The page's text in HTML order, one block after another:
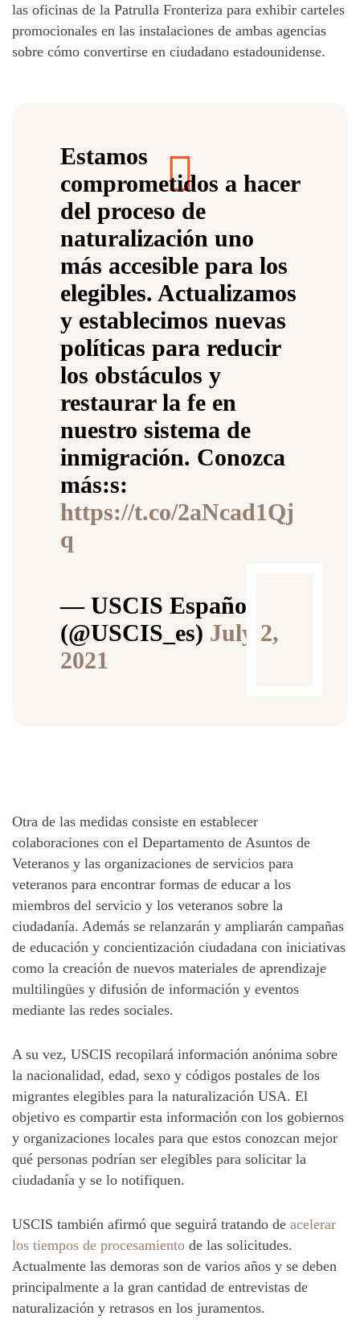
las oficinas de la Patrulla Fronteriza para exhibir carteles
promocionales en las instalaciones de ambas agencias
sobre cómo convertirse en ciudadano estadounidense.
Estamos
comprometidos a hacer
del proceso de
naturalización uno
más accesible para los
elegibles. Actualizamos
y establecimos nuevas
políticas para reducir
los obstáculos y
restaurar la fe en
nuestro sistema de
inmigración. Conozca
más:s:
https://t.co/2aNcad1Qj
q
— USCIS Español
(@USCIS_es) July 2,
2021
Otra de las medidas consiste en establecer
colaboraciones con el Departamento de Asuntos de
Veteranos y las organizaciones de servicios para
veteranos para encontrar formas de educar a los
miembros del servicio y los veteranos sobre la
ciudadanía. Además se relanzarán y ampliarán campañas
de educación y concientización ciudadana con iniciativas
como la creación de nuevos materiales de aprendizaje
multilingües y difusión de información y eventos
mediante las redes sociales.
A su vez, USCIS recopilará información anónima sobre
la nacionalidad, edad, sexo y códigos postales de los
migrantes elegibles para la naturalización USA. El
objetivo es compartir esta información con los gobiernos
y organizaciones locales para que estos conozcan mejor
qué personas podrían ser elegibles para solicitar la
ciudadanía y se lo notifiquen.
USCIS también afirmó que seguirá tratando de acelerar
los tiempos de procesamiento de las solicitudes.
Actualmente las demoras son de varios años y se deben
principalmente a la gran cantidad de entrevistas de
naturalización y retrasos en los juramentos.